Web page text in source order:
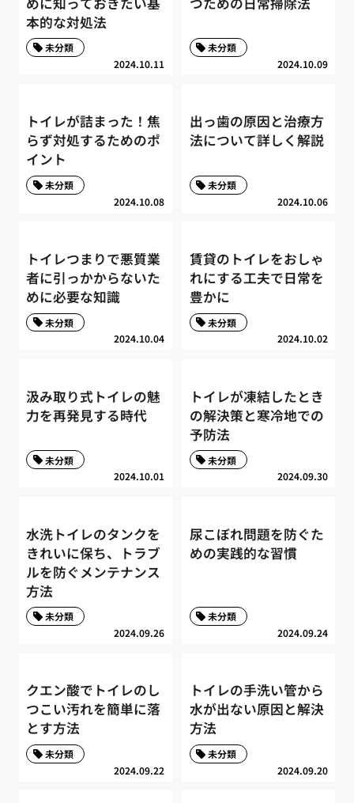
本的な対処法
2024.10.11
未分類
2024.10.09
未分類
トイレが詰まった！焦
らず対処するためのポ
イント
2024.10.08
未分類
出っ歯の原因と治療方
法について詳しく解説
2024.10.06
未分類
トイレつまりで悪質業
者に引っかからないた
めに必要な知識
2024.10.04
未分類
賃貸のトイレをおしゃ
れにする工夫で日常を
豊かに
2024.10.02
未分類
汲み取り式トイレの魅
力を再発見する時代
2024.10.01
未分類
トイレが凍結したとき
の解決策と寒冷地での
予防法
2024.09.30
未分類
水洗トイレのタンクを
きれいに保ち、トラブ
ルを防ぐメンテナンス
方法
2024.09.26
未分類
尿こぼれ問題を防ぐた
めの実践的な習慣
2024.09.24
未分類
クエン酸でトイレのし
つこい汚れを簡単に落
とす方法
2024.09.22
未分類
トイレの手洗い管から
水が出ない原因と解決
方法
2024.09.20
未分類